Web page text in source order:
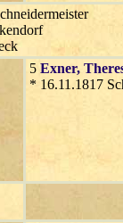
5 Exner,
* 16.11.1817